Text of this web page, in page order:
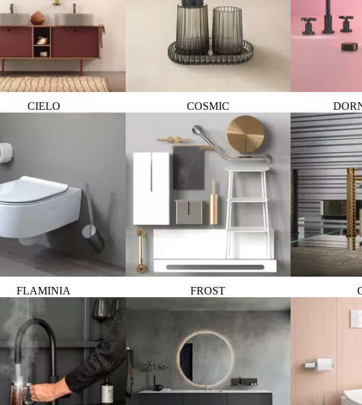
CIELO COSMIC
FLAMINIA FROST